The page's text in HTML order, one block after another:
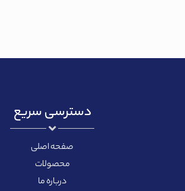
دسترسی سریع
صفحه اصلی
محصولات
درباره ما